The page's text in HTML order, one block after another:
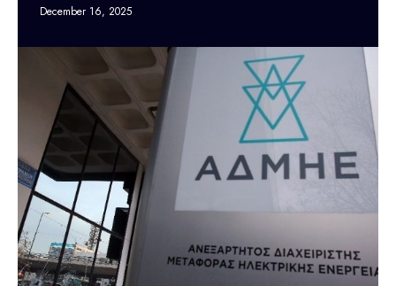
December 16, 2025